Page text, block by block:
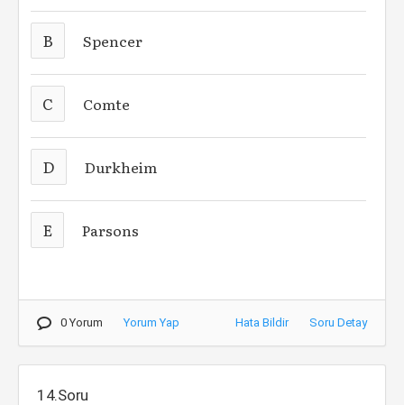
B Spencer
C Comte
D Durkheim
E Parsons
0 Yorum Yorum Yap Hata Bildir Soru Detay
14.Soru